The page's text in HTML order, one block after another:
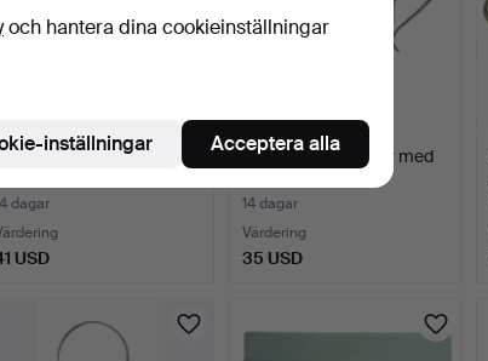
kanna i nysilver med
dagar
USD
Stor kanna i nysilver med
14 dagar
Värdering
35 USD
och hantera dina cookieinställningar
inställningar Acceptera alla